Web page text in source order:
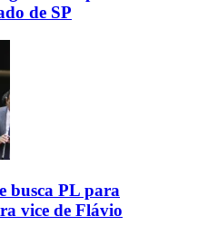
de SP
busca PL para
vice de Flávio